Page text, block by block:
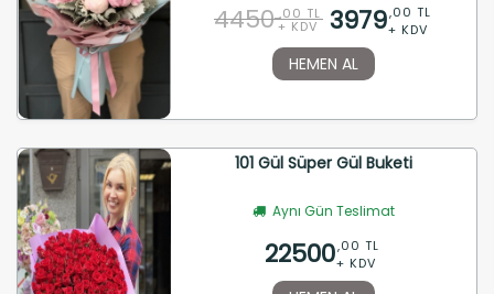
4450 ,00 TL
+ KDV 3979,00 TL
+ KDV
HEMEN AL
101 Gül Süper Gül Buketi
Aynı Gün Teslimat
22500,00 TL
+ KDV